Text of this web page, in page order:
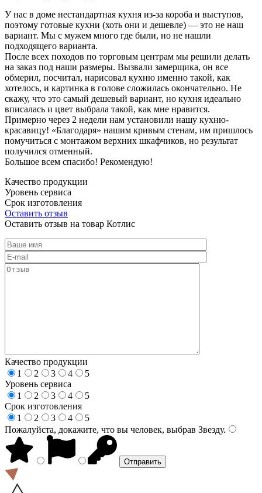
У нас в доме нестандартная кухня из-за короба и выступов,
поэтому готовые кухни (хоть они и дешевле) — это не наш
вариант. Мы с мужем много где были, но не нашли
подходящего варианта.
После всех походов по торговым центрам мы решили делать
на заказ под наши размеры. Вызвали замерщика, он все
обмерил, посчитал, нарисовал кухню именно такой, как
хотелось, и картинка в голове сложилась окончательно. Не
скажу, что это самый дешевый вариант, но кухня идеально
вписалась и цвет выбрала такой, как мне нравится.
Примерно через 2 недели нам установили нашу кухню-
красавицу! «Благодаря» нашим кривым стенам, им пришлось
помучиться с монтажом верхних шкафчиков, но результат
получился отменный.
Большое всем спасибо! Рекомендую!
Качество продукции
Уровень сервиса
Срок изготовления
Оставить отзыв
Оставить отзыв на товар Котлис
Качество продукции
1
2 3 4
5
Уровень сервиса
1
2 3 4
5
Срок изготовления
1
2 3 4
5
Пожалуйста, докажите, что вы человек, выбрав Звезду.